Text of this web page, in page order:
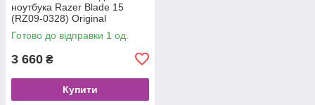
ноутбука Razer Blade 15
(RZ09-0328) Original
Готово до відправки 1 од.
3 660 ₴
Купити